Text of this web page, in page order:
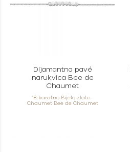
Dijamantna pavé
narukvica Bee de
Chaumet
18-karatno Bijelo zlato -
Chaumet Bee de Chaumet